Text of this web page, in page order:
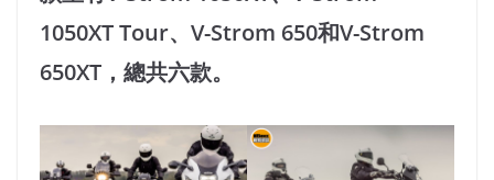
1050XT Tour、V-Strom 650和V-Strom
650XT，總共六款。